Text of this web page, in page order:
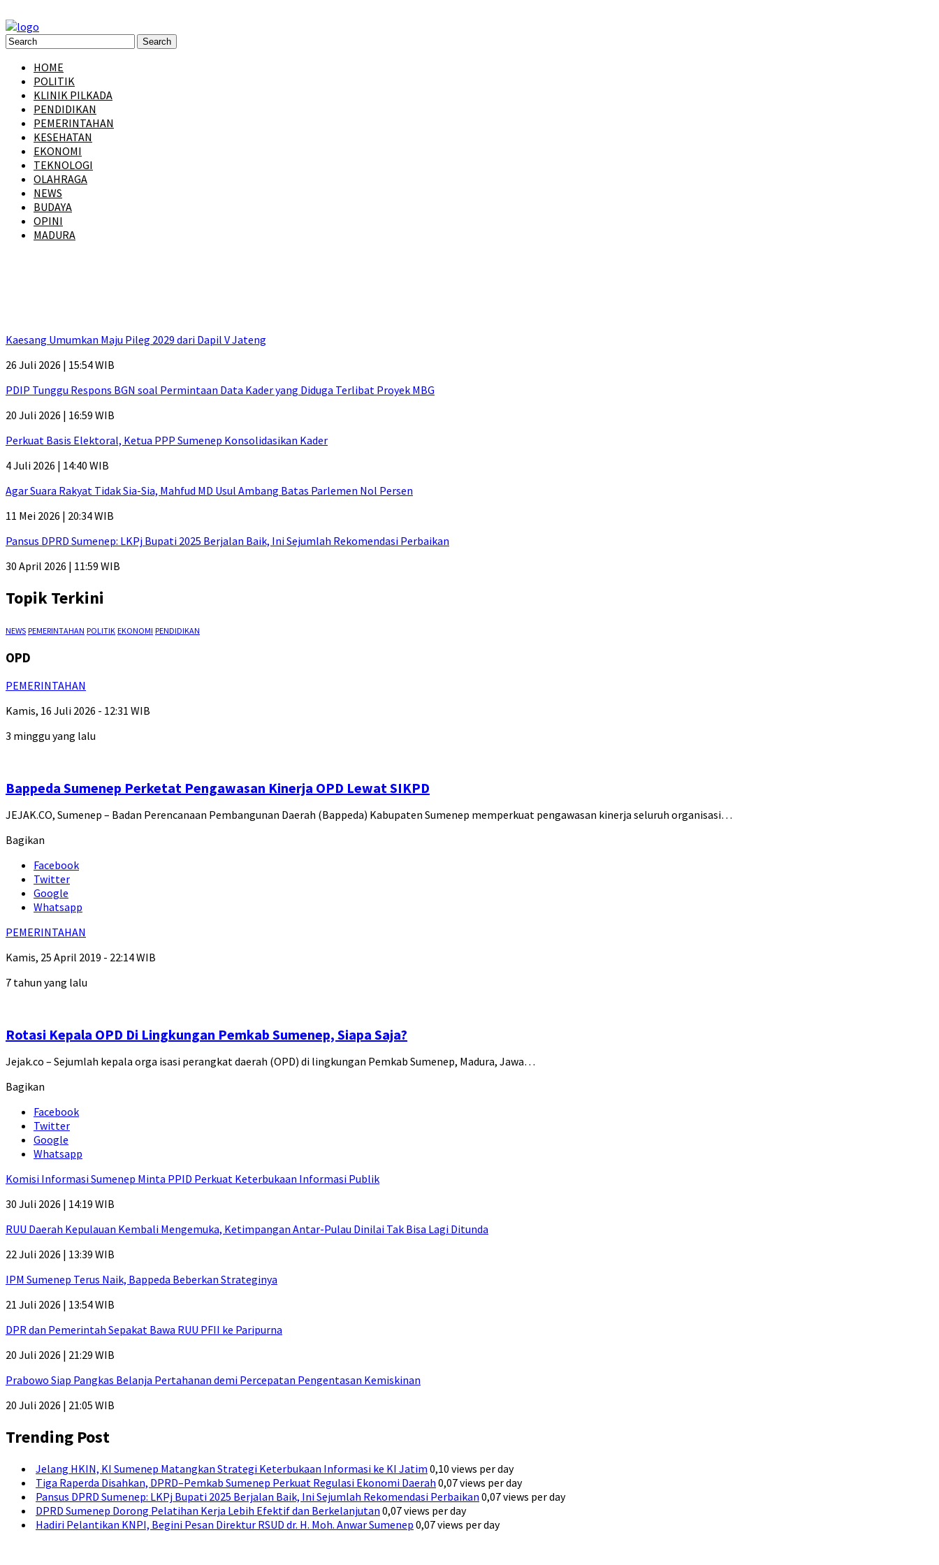
HOME
POLITIK
KLINIK PILKADA
PENDIDIKAN
PEMERINTAHAN
KESEHATAN
EKONOMI
TEKNOLOGI
OLAHRAGA
NEWS
BUDAYA
OPINI
MADURA
Kaesang Umumkan Maju Pileg 2029 dari Dapil V Jateng
26 Juli 2026 | 15:54 WIB
PDIP Tunggu Respons BGN soal Permintaan Data Kader yang Diduga Terlibat Proyek MBG
20 Juli 2026 | 16:59 WIB
Perkuat Basis Elektoral, Ketua PPP Sumenep Konsolidasikan Kader
4 Juli 2026 | 14:40 WIB
Agar Suara Rakyat Tidak Sia-Sia, Mahfud MD Usul Ambang Batas Parlemen Nol Persen
11 Mei 2026 | 20:34 WIB
Pansus DPRD Sumenep: LKPj Bupati 2025 Berjalan Baik, Ini Sejumlah Rekomendasi Perbaikan
30 April 2026 | 11:59 WIB
Topik Terkini
NEWS PEMERINTAHAN POLITIK EKONOMI PENDIDIKAN
OPD
PEMERINTAHAN
Kamis, 16 Juli 2026 - 12:31 WIB
3 minggu yang lalu
Bappeda Sumenep Perketat Pengawasan Kinerja OPD Lewat SIKPD
JEJAK.CO, Sumenep – Badan Perencanaan Pembangunan Daerah (Bappeda) Kabupaten Sumenep memperkuat pengawasan kinerja seluruh organisasi…
Bagikan
Facebook
Twitter
Google
Whatsapp
PEMERINTAHAN
Kamis, 25 April 2019 - 22:14 WIB
7 tahun yang lalu
Rotasi Kepala OPD Di Lingkungan Pemkab Sumenep, Siapa Saja?
Jejak.co – Sejumlah kepala orga isasi perangkat daerah (OPD) di lingkungan Pemkab Sumenep, Madura, Jawa…
Bagikan
Facebook
Twitter
Google
Whatsapp
Komisi Informasi Sumenep Minta PPID Perkuat Keterbukaan Informasi Publik
30 Juli 2026 | 14:19 WIB
RUU Daerah Kepulauan Kembali Mengemuka, Ketimpangan Antar-Pulau Dinilai Tak Bisa Lagi Ditunda
22 Juli 2026 | 13:39 WIB
IPM Sumenep Terus Naik, Bappeda Beberkan Strateginya
21 Juli 2026 | 13:54 WIB
DPR dan Pemerintah Sepakat Bawa RUU PFII ke Paripurna
20 Juli 2026 | 21:29 WIB
Prabowo Siap Pangkas Belanja Pertahanan demi Percepatan Pengentasan Kemiskinan
20 Juli 2026 | 21:05 WIB
Trending Post
Jelang HKIN, KI Sumenep Matangkan Strategi Keterbukaan Informasi ke KI Jatim 0,10 views per day
Tiga Raperda Disahkan, DPRD–Pemkab Sumenep Perkuat Regulasi Ekonomi Daerah 0,07 views per day
Pansus DPRD Sumenep: LKPj Bupati 2025 Berjalan Baik, Ini Sejumlah Rekomendasi Perbaikan 0,07 views per day
DPRD Sumenep Dorong Pelatihan Kerja Lebih Efektif dan Berkelanjutan 0,07 views per day
Hadiri Pelantikan KNPI, Begini Pesan Direktur RSUD dr. H. Moh. Anwar Sumenep 0,07 views per day